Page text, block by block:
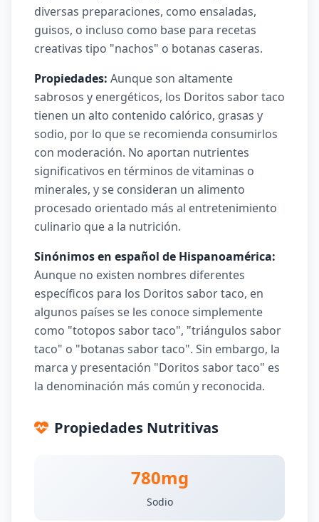
diversas preparaciones, como ensaladas,
guisos, o incluso como base para recetas
creativas tipo "nachos" o botanas caseras.
Propiedades: Aunque son altamente
sabrosos y energéticos, los Doritos sabor taco
tienen un alto contenido calórico, grasas y
sodio, por lo que se recomienda consumirlos
con moderación. No aportan nutrientes
significativos en términos de vitaminas o
minerales, y se consideran un alimento
procesado orientado más al entretenimiento
culinario que a la nutrición.
Sinónimos en español de Hispanoamérica:
Aunque no existen nombres diferentes
específicos para los Doritos sabor taco, en
algunos países se les conoce simplemente
como "totopos sabor taco", "triángulos sabor
taco" o "botanas sabor taco". Sin embargo, la
marca y presentación "Doritos sabor taco" es
la denominación más común y reconocida.
Propiedades Nutritivas
780mg
Sodio